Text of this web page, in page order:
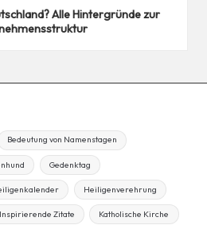
Alle Hintergründe zur
Bedeutung von Namenstagen
Gedenktag
Heiligenverehrung
Inspirierende Zitate Katholische Kirche